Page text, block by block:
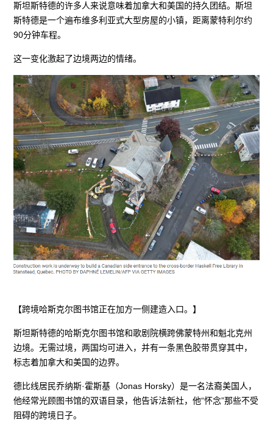
斯坦斯特德的许多人来说意味着加拿大和美国的持久团结。斯坦
斯特德是一个遍布维多利亚式大型房屋的小镇，距离蒙特利尔约
90分钟车程。
这一变化激起了边境两边的情绪。
【跨境哈斯克尔图书馆正在加方一侧建造入口。】
斯坦斯特德的哈斯克尔图书馆和歌剧院横跨佛蒙特州和魁北克州
边境。无需过境，两国均可进入，并有一条黑色胶带贯穿其中，
标志着加拿大和美国的边界。
德比线居民乔纳斯·霍斯基（Jonas Horsky）是一名法裔美国人，
他经常光顾图书馆的双语目录，他告诉法新社，他“怀念”那些不受
阻碍的跨境日子。